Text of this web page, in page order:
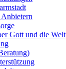
Gott und die Welt